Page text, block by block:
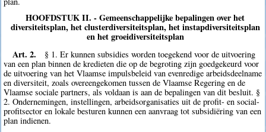
HOOFDSTUK II. - Gemeenschappelijke bepalingen over het
diversiteitsplan, het clusterdiversiteitsplan, het instapdiversiteitsplan
en het groeidiversiteitsplan
Art. 2.
§ 1. Er kunnen subsidies worden toegekend voor de uitvoering
van een plan binnen de kredieten die op de begroting zijn goedgekeurd voor
de uitvoering van het Vlaamse impulsbeleid van evenredige arbeidsdeelname
en diversiteit, zoals overeengekomen tussen de Vlaamse Regering en de
Vlaamse sociale partners, als voldaan is aan de bepalingen van dit besluit. §
2. Ondernemingen, instellingen, arbeidsorganisaties uit de profit- en social-
profitsector en lokale besturen kunnen een aanvraag tot subsidiëring van een
plan indienen.